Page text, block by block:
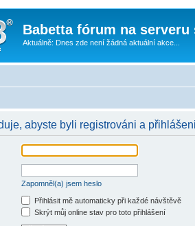
Babetta fórum na serveru
Aktuálně: Dnes zde není žádná aktuální akce...
abyste byli registrováni a
Zapomněl(a) jsem heslo
Přihlásit mě automaticky při každé návštěvě
Skrýt můj online stav pro toto přihlášení